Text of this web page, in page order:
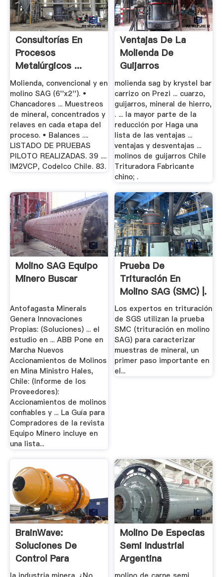
Consultorías En
Procesos
Metalúrgicos ...
ASMIN.
Molienda, convencional y en
molino SAG (6''x2''). •
Chancadores ... Muestreos
de mineral, concentrados y
relaves en cada etapa del
proceso. • Balances ....
LISTADO DE PRUEBAS
PILOTO REALIZADAS. 39 ....
IM2VCP, Codelco Chile. 83.
Ventajas De La
Molienda De
Guijarros
molienda sag by krystel bar
carrizo on Prezi ... cuarzo,
guijarros, mineral de hierro,
. ... la mayor parte de la
reducción por Haga una
lista de las ventajas ...
ventajas y desventajas ...
molinos de guijarros Chile
Trituradora Fabricante
chino; .
Molino SAG Equipo
Minero Buscar
Antofagasta Minerals
Genera Innovaciones
Propias: (Soluciones) ... el
estudio en ... ABB Pone en
Marcha Nuevos
Accionamientos de Molinos
en Mina Ministro Hales,
Chile: (Informe de los
Proveedores):
Accionamientos de molinos
confiables y ... La Guía para
Compradores de la revista
Equipo Minero incluye en
una lista...
Prueba De
Trituración En
Molino SAG (SMC) |.
Los expertos en trituración
de SGS utilizan la prueba
SMC (trituración en molino
SAG) para caracterizar
muestras de mineral, un
primer paso importante en
el...
BrainWave:
Soluciones De
Control Para
Operaciones.
Molino De Especias
Semi Industrial
Argentina